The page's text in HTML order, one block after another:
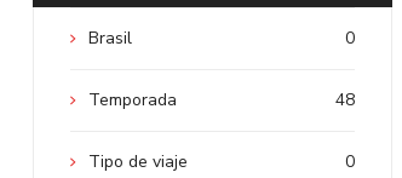
0
Brasil
48
Temporada
0
Tipo de viaje